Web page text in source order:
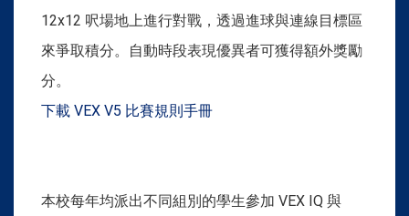
12x12 呎場地上進行對戰，透過進球與連線目標區
來爭取積分。自動時段表現優異者可獲得額外獎勵
分。
下載 VEX V5 比賽規則手冊
本校每年均派出不同組別的學生參加 VEX IQ 與